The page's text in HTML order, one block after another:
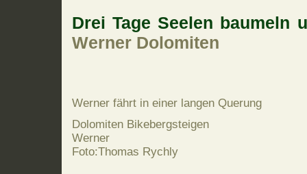
Drei Tage Seelen baumeln
Werner Dolomiten
Werner fährt in einer langen Querung
Dolomiten Bikebergsteigen
Werner
Foto:Thomas Rychly